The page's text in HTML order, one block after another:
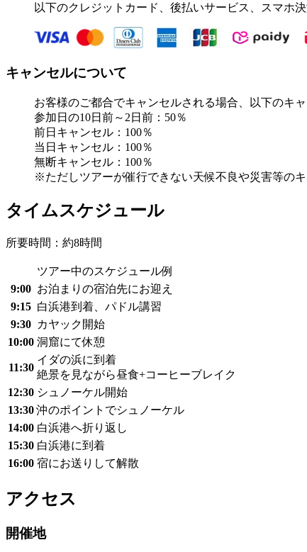
以下のクレジットカード、後払いサービス、スマホ
キャンセルについて
お客様のご都合でキャンセルされる場合、以下のキ
参加日の10日前～2日前：50％
前日キャンセル：100％
当日キャンセル：100％
無断キャンセル：100％
※ただしツアーが催行できない天候不良や災害等の
タイムスケジュール
所要時間：約8時間
ツアー中のスケジュール例
9:00 お泊まりの宿泊先にお迎え
9:15 白浜港到着、パドル講習
9:30 カヤック開始
10:00 洞窟にて休憩
11:30
イダの浜に到着
絶景を見ながら昼食+コーヒーブレイク
12:30 シュノーケル開始
13:30 沖のポイントでシュノーケル
14:00 白浜港へ折り返し
15:30 白浜港に到着
16:00 宿にお送りして解散
アクセス
開催地